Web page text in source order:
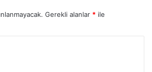
Gerekli alanlar * ile